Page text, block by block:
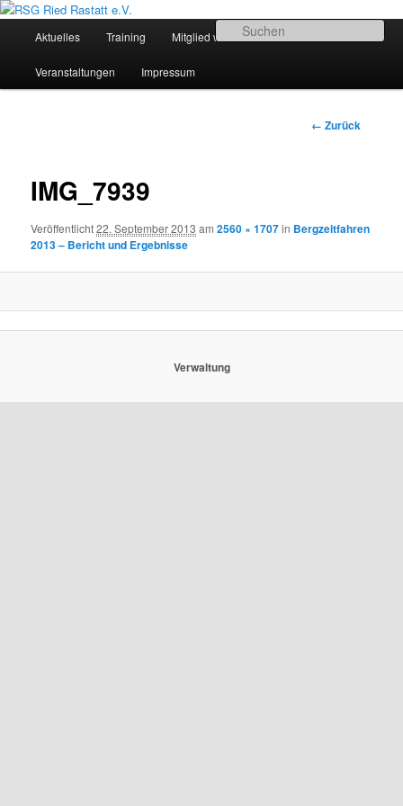
Zum
wechseln
RSG Ried Rastatt e.V.
Sportliches Radfahren in Mittelbaden
Aktuelles Training Mitglied werden Termine
Veranstaltungen Impressum
Bilder-
← Zurück
IMG_7939
Veröffentlicht22. September 2013 am2560 × 1707in Bergzeitfahren
2013 – Bericht und Ergebnisse
Verwaltung